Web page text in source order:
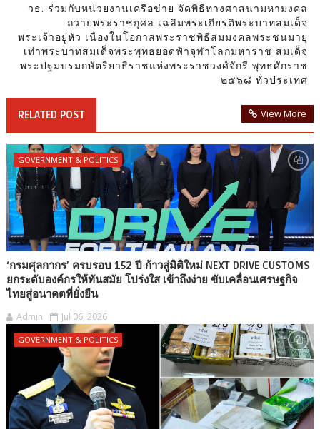
วธ. ร่วมกับหน่วยงานเครือข่าย จัดพิธีทางศาสนามหามงคล
ถวายพระราชกุศล เฉลิมพระเกียรติพระบาทสมเด็จ
พระเจ้าอยู่หัว เนื่องในโอกาสพระราชพิธีสมมงคลพระชนมายุ
เท่าพระบาทสมเด็จพระพุทธยอดฟ้าจุฬาโลกมหาราช สมเด็จ
พระปฐมบรมกษัตริยาธิราชแห่งพระราชวงศ์จักรี พุทธศักราช
๒๕๖๘ ทั่วประเทศ
RELATED POST View More
GOVERNMENT & POLITICS
‘กรมศุลกากร’ ครบรอบ 152 ปี ก้าวสู่มิติใหม่ NEXT DRIVE CUSTOMS
ยกระดับองค์กรให้ทันสมัย โปร่งใส เข้าถึงง่าย ขับเคลื่อนเศรษฐกิจ
ไทยสู่อนาคตที่ยั่งยืน
Admin Jul 06, 2026
GOVERNMENT & POLITICS